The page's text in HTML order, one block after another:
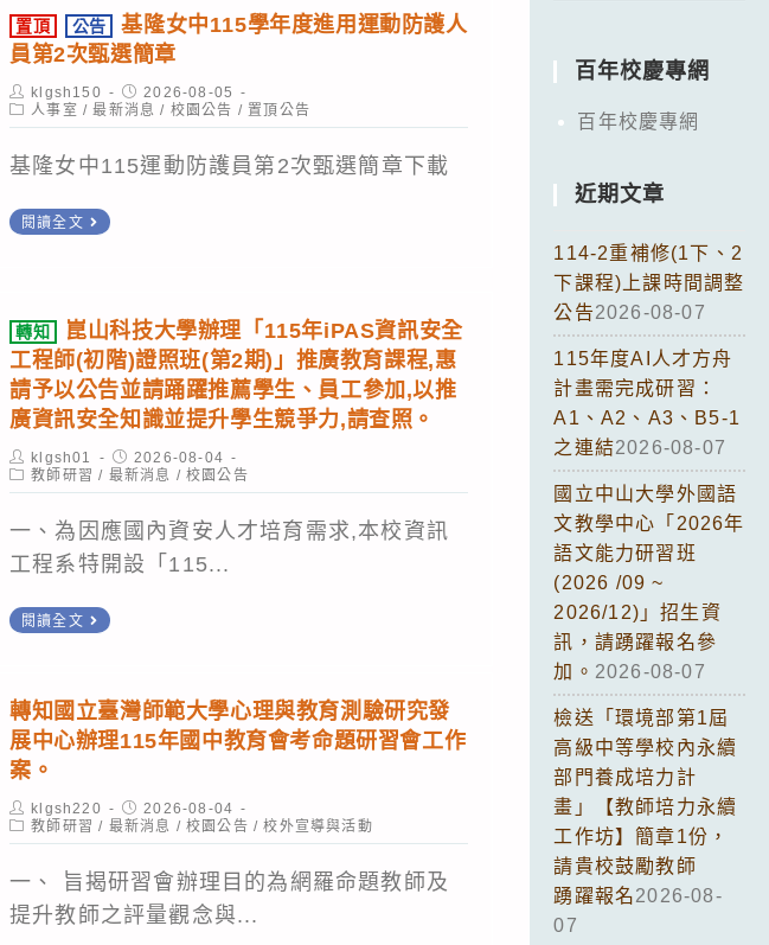
線
上
講
座」
實
計
告
115
年
第
教
師
甄
物
科
第
考
無
到
考，
續
辦
置頂 公告
基隆女中115學年度進用運動防護人
員第2次甄選簡章
Post
author:
klgsh150
Post
published:
2026-08-05
Post
category:
人事室 / 最新消息 / 校園公告 / 置頂公告
基隆女中115運動防護員第2次甄選簡章下載
閱讀全文
告
基
隆
女
中
115
學
年
度
進
動
防
人
員
第
2
轉知
崑山科技大學辦理「115年iPAS資訊安全
工程師(初階)證照班(第2期)」推廣教育課程,惠
請予以公告並請踊躍推薦學生、員工參加,以推
廣資訊安全知識並提升學生競爭力,請查照。
Post
author:
klgsh01
Post
published:
2026-08-04
Post
category:
教師研習 / 最新消息 / 校園公告
一、為因應國內資安人才培育需求,本校資訊
工程系特開設「115...
閱讀全文
山
科
大
學
辦
理
轉知國立臺灣師範大學心理與教育測驗研究發
展中心辦理115年國中教育會考命題研習會工作
案。
Post
author:
klgsh220
Post
published:
2026-08-04
Post
category:
教師研習 / 最新消息 / 校園公告 / 校外宣導與活動
一、 旨揭研習會辦理目的為網羅命題教師及
提升教師之評量觀念與...
百年校慶專網
百年校慶專網
近期文章
114-2重補修(1下、2
下課程)上課時間調整
公告2026-08-07
115年度AI人才方舟
計畫需完成研習：
A1、A2、A3、B5-1
之連結2026-08-07
國立中山大學外國語
文教學中心「2026年
語文能力研習班
(2026 /09 ~
2026/12)」招生資
訊，請踴躍報名參
加。 2026-08-07
檢送「環境部第1屆
高級中等學校內永續
部門養成培力計
畫」【教師培力永續
工作坊】簡章1份，
請貴校鼓勵教師
踴躍報名2026-08-
07